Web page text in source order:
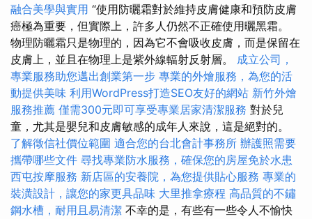
融合美學與實用 “使用防曬霜對於維持皮膚健康和預防皮膚
癌極為重要，但實際上，許多人仍然不正確使用曬黑霜。
物理防曬霜只是物理的，因為它不會吸收皮膚，而是保留在
皮膚上，並且在物理上是紫外線輻射反射層。 成立公司，
專業服務助您邁出創業第一步 專業的外燴服務，為您的活
動提供美味 利用WordPress打造SEO友好的網站 新竹外燴
服務推薦 僅需300元即可享受專業居家清潔服務 對於兒
童，尤其是嬰兒和皮膚敏感的成年人來說，這是絕對的。
了解徵信社價位範圍 適合您的台北會計事務所 辦護照需要
攜帶哪些文件 尋找專業防水服務，確保您的房屋免於水患
西屯按摩服務 新店區的安養院，為您提供貼心服務 專業的
裝潢設計，讓您的家更具品味 大里推拿療程 高品質的不鏽
鋼水槽，耐用且易清潔 不幸的是，有些有一些令人不愉快